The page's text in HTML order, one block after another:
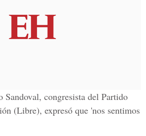
Sandoval, congresista del Partido
(Libre), expresó que 'nos sentimos